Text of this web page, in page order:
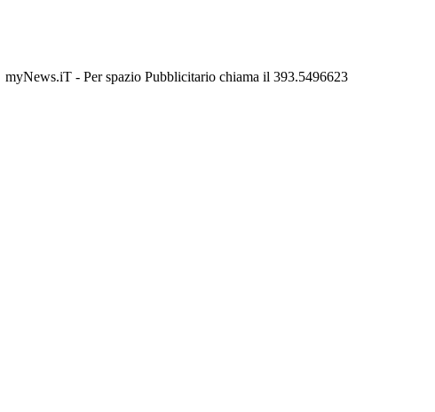
myNews.iT - Per spazio Pubblicitario chiama il 393.5496623